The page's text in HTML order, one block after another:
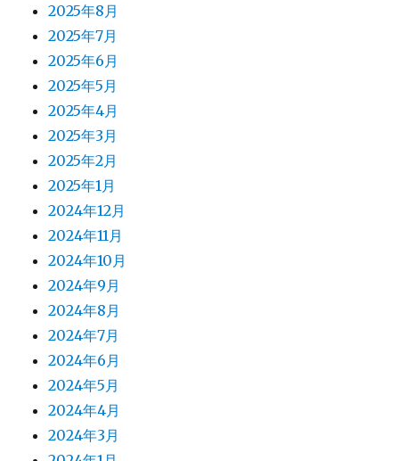
2025年8月
2025年7月
2025年6月
2025年5月
2025年4月
2025年3月
2025年2月
2025年1月
2024年12月
2024年11月
2024年10月
2024年9月
2024年8月
2024年7月
2024年6月
2024年5月
2024年4月
2024年3月